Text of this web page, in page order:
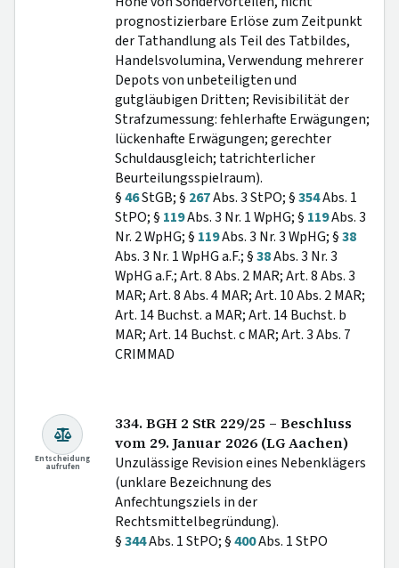
prognostizierbare Erlöse zum Zeitpunkt
der Tathandlung als Teil des Tatbildes,
Handelsvolumina, Verwendung mehrerer
Depots von unbeteiligten und
gutgläubigen Dritten; Revisibilität der
Strafzumessung: fehlerhafte Erwägungen;
lückenhafte Erwägungen; gerechter
Schuldausgleich; tatrichterlicher
Beurteilungsspielraum).
§46StGB; § 267Abs. 3 StPO; §354Abs. 1
StPO; § 119Abs. 3 Nr. 1 WpHG; § 119Abs. 3
Nr. 2 WpHG; § 119Abs. 3 Nr. 3 WpHG; §38
Abs. 3 Nr. 1 WpHG a.F.; §38Abs. 3 Nr. 3
WpHG a.F.; Art. 8 Abs. 2 MAR; Art. 8 Abs. 3
MAR; Art. 8 Abs. 4 MAR; Art. 10 Abs. 2 MAR;
Art. 14 Buchst. a MAR; Art. 14 Buchst. b
MAR; Art. 14 Buchst. c MAR; Art. 3 Abs. 7
CRIMMAD
Entscheidung
aufrufen
334. BGH 2 StR 229/25 – Beschluss
vom 29. Januar 2026 (LG Aachen)
Unzulässige Revision eines Nebenklägers
(unklare Bezeichnung des
Anfechtungsziels in der
Rechtsmittelbegründung).
§344Abs. 1 StPO; §400Abs. 1 StPO